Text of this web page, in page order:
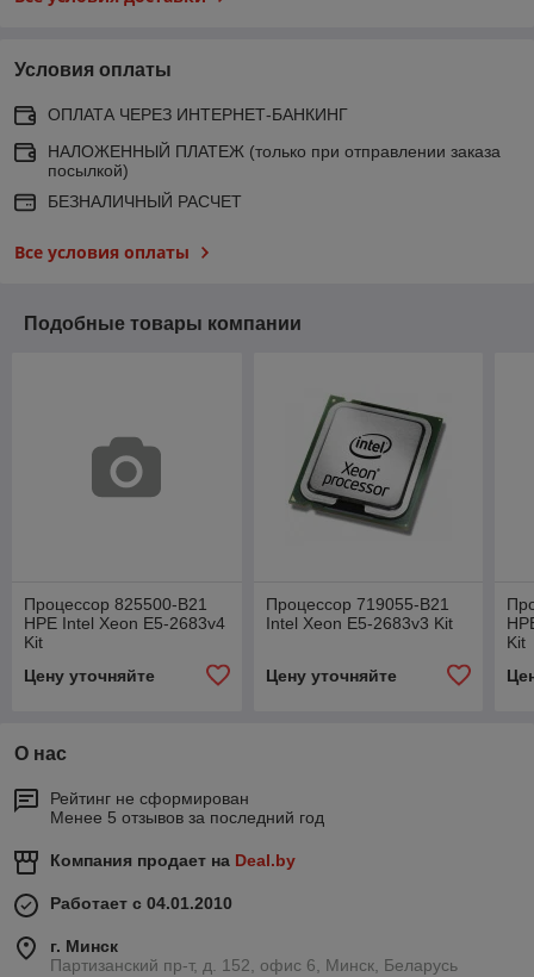
Условия оплаты
ОПЛАТА ЧЕРЕЗ ИНТЕРНЕТ-БАНКИНГ
НАЛОЖЕННЫЙ ПЛАТЕЖ (только при отправлении заказа
посылкой)
БЕЗНАЛИЧНЫЙ РАСЧЕТ
Все условия оплаты
Подобные товары компании
Процессор 825500-B21
HPE Intel Xeon E5-2683v4
Kit
Цену уточняйте
Процессор 719055-B21
Intel Xeon E5-2683v3 Kit
Цену уточняйте
Kit
О нас
Рейтинг не сформирован
Менее 5 отзывов за последний год
Компания продает на Deal.by
Работает с 04.01.2010
г. Минск
Партизанский пр-т, д. 152, офис 6, Минск, Беларусь